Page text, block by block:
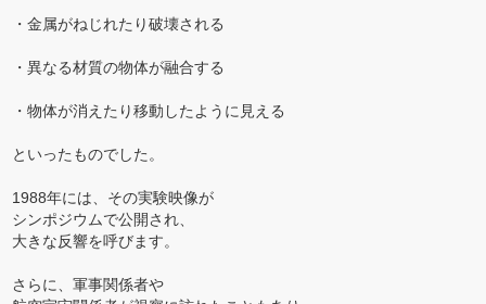
・金属がねじれたり破壊される
・異なる材質の物体が融合する
・物体が消えたり移動したように見える
といったものでした。
1988年には、その実験映像が
シンポジウムで公開され、
大きな反響を呼びます。
さらに、軍事関係者や